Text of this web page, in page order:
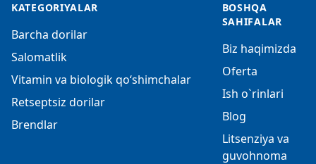
KATEGORIYALAR
Barcha dorilar
Salomatlik
Vitamin va biologik qo‘shimchalar
Retseptsiz dorilar
Brendlar
BOSHQA
SAHIFALAR
Biz haqimizda
Oferta
Ish o`rinlari
Blog
Litsenziya va
guvohnoma